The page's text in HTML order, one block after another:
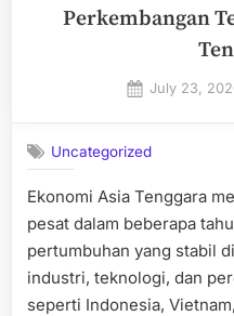
Perkembangan
Posted
July 23,
Uncategorized
Ekonomi Asia Tenggara
pesat dalam beberapa
pertumbuhan yang stabil
industri, teknologi, dan
seperti Indonesia,